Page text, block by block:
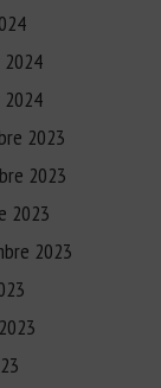
2024
2023
2023
2023
2023